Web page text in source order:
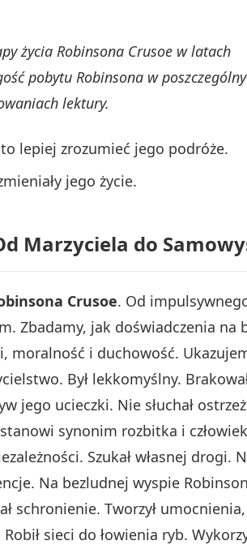
życia Robinsona Crusoe w latach
pobytu Robinsona w
lektury.
lepiej zrozumieć jego podróże.
jego życie.
Marzyciela do
Crusoe. Od
Zbadamy, jak doświadczenia na
moralność i duchowość.
Był lekkomyślny.
ucieczki. Nie słuchał
synonim rozbitka i
Szukał własnej drogi.
Na bezludnej wyspie
schronienie. Tworzył
sieci do łowienia ryb.